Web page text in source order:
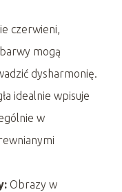
czerwieni,
mogą
dysharmonię.
idealnie wpisuje
w
Obrazy w